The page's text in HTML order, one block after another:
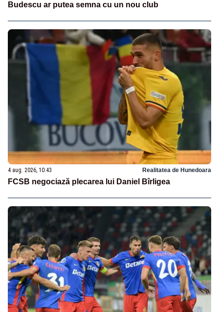
Budescu ar putea semna cu un nou club
4 aug. 2026, 10:43 Realitatea de Hunedoara
FCSB negociază plecarea lui Daniel Bîrligea